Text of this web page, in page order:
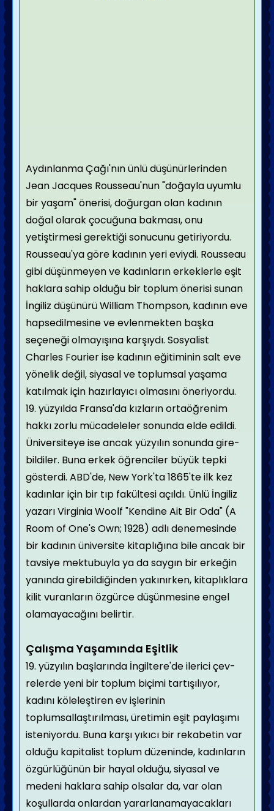
Aydınlanma Çağı'nın ünlü düşünürlerinden
Jean Jacques Rousseau'nun "doğayla uyumlu
bir yaşam" önerisi, doğurgan olan kadının
doğal olarak çocuğuna bakması, onu
yetiştirmesi gerektiği sonucunu getiriyordu.
Rousseau'ya göre kadının yeri eviydi. Rousseau
gibi düşünmeyen ve kadınların erkeklerle eşit
haklara sahip olduğu bir toplum önerisi sunan
İngiliz düşünürü William Thompson, kadının eve
hapsedilmesine ve evlenmekten başka
seçeneği olmayışına karşıydı. Sosyalist
Charles Fourier ise kadının eğitiminin salt eve
yönelik değil, siyasal ve toplumsal yaşama
katılmak için hazırlayıcı olmasını öneriyordu.
19. yüzyılda Fransa'da kızların ortaöğrenim
hakkı zorlu mücadeleler sonunda elde edildi.
Üniversiteye ise ancak yüzyılın sonunda gire­
bildiler. Buna erkek öğrenciler büyük tepki
gösterdi. ABD'de, New York'ta 1865'te ilk kez
kadınlar için bir tıp fakültesi açıldı. Ünlü İngiliz
yazarı Virginia Woolf "Kendine Ait Bir Oda" (A
Room of One's Own; 1928) adlı denemesinde
bir kadının üniversite kitaplığı­na bile ancak bir
tavsiye mektubuyla ya da saygın bir erkeğin
yanında girebildiğinden yakınırken, kitaplıklara
kilit vuranların özgürce düşünmesine engel
olamayacağını be­lirtir.
Çalışma Yaşamında Eşitlik
19. yüzyılın başlarında İngiltere'de ilerici çev­
relerde yeni bir toplum biçimi tartışılıyor,
kadını köleleştiren ev işlerinin
toplumsallaştırılması, üretimin eşit paylaşımı
isteniyordu. Buna karşı yıkıcı bir rekabetin var
olduğu kapitalist toplum düzeninde, kadınların
öz­gürlüğünün bir hayal olduğu, siyasal ve
mede­ni haklara sahip olsalar da, var olan
koşullar­da onlardan yararlanamayacakları